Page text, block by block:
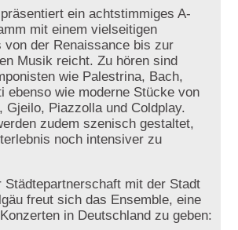
ein achtstimmiges A-
mit einem vielseitigen
von der Renaissance bis zur
Musik reicht. Zu hören sind
wie Palestrina, Bach,
ebenso wie moderne Stücke von
Gjeilo, Piazzolla und Coldplay.
zudem szenisch gestaltet,
noch intensiver zu
Städtepartnerschaft mit der Stadt
freut sich das Ensemble, eine
in Deutschland zu geben: